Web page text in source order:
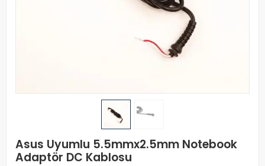
Asus Uyumlu 5.5mmx2.5mm Notebook
Adaptör DC Kablosu